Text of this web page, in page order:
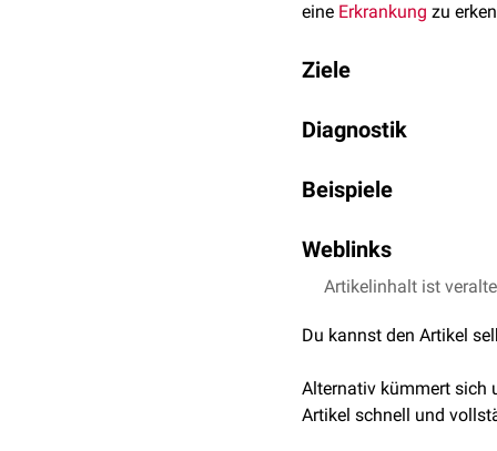
eine Erkrankung zu
Ziele
mit vertretbarem
die Schwere einer
Diagnostik
typischerweise
Beispiele
Osteoporose
Anämie: Großes
Weblinks
Notfallmedizinische
DVO Leitlinie
Artikelinhalt ist
Du kannst den Artikel
Alternativ kümmert sich
Artikel schnell und